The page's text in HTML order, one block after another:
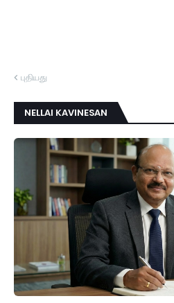
புதியது
NELLAI KAVINESAN